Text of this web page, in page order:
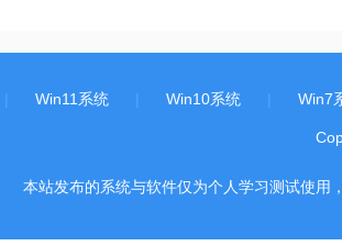
Win11系统 Win10系统 Win7
本站发布的系统与软件仅为个人学习测试使用